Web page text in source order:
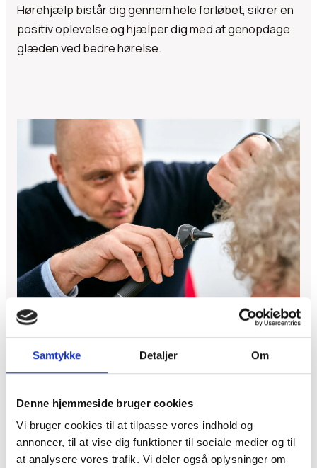
Samtykke Detaljer Om
Denne hjemmeside bruger cookies
Vi bruger cookies til at tilpasse vores indhold og
annoncer, til at vise dig funktioner til sociale medier og til
at analysere vores trafik. Vi deler også oplysninger om
Hørehjælp bistår dig gennem hele forløbet, sikrer en
positiv oplevelse og hjælper dig med at genopdage
glæden ved bedre hørelse.
MidtFyns Hørehjælp giver dig
hørelsen igen
Det første skridt på vejen mod en forbedret hørelse
og en bedre lytte oplevelse er at bestille en høretest